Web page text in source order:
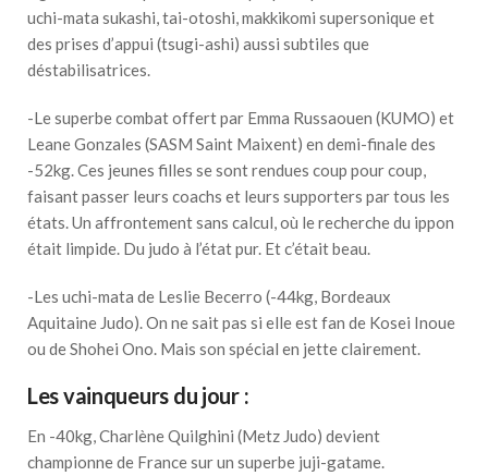
uchi-mata sukashi, tai-otoshi, makkikomi supersonique et
des prises d’appui (tsugi-ashi) aussi subtiles que
déstabilisatrices.
-Le superbe combat offert par Emma Russaouen (KUMO) et
Leane Gonzales (SASM Saint Maixent) en demi-finale des
-52kg. Ces jeunes filles se sont rendues coup pour coup,
faisant passer leurs coachs et leurs supporters par tous les
états. Un affrontement sans calcul, où le recherche du ippon
était limpide. Du judo à l’état pur. Et c’était beau.
-Les uchi-mata de Leslie Becerro (-44kg, Bordeaux
Aquitaine Judo). On ne sait pas si elle est fan de Kosei Inoue
ou de Shohei Ono. Mais son spécial en jette clairement.
Les vainqueurs du jour :
En -40kg, Charlène Quilghini (Metz Judo) devient
championne de France sur un superbe juji-gatame.